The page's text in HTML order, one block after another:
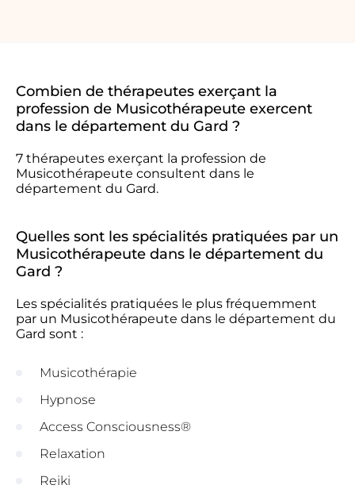
Combien de thérapeutes exerçant la
profession de Musicothérapeute exercent
dans le département du Gard ?
7 thérapeutes exerçant la profession de
Musicothérapeute consultent dans le
département du Gard.
Quelles sont les spécialités pratiquées par un
Musicothérapeute dans le département du
Gard ?
Les spécialités pratiquées le plus fréquemment
par un Musicothérapeute dans le département du
Gard sont :
Musicothérapie
Hypnose
Access Consciousness®
Relaxation
Reiki